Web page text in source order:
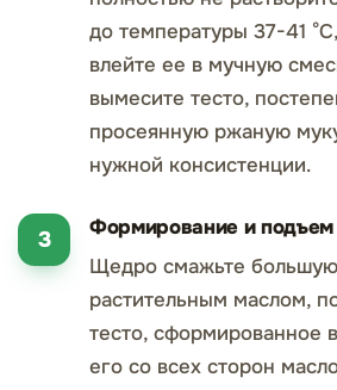
до температуры 37-41
влейте ее в мучную
вымесите тесто,
просеянную ржаную
нужной консистенции.
Формирование и подъем
Щедро смажьте
растительным маслом,
тесто, сформированное
его со всех сторон